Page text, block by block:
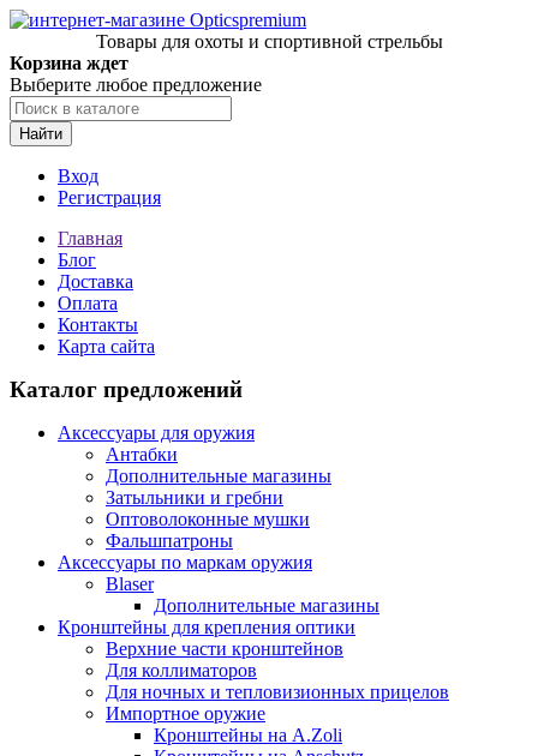
Товары для охоты и спортивной стрельбы
Корзина ждет
Выберите любое предложение
Найти
Вход
Регистрация
Главная
Блог
Доставка
Оплата
Контакты
Карта сайта
Каталог предложений
Аксессуары для оружия
Антабки
Дополнительные магазины
Затыльники и гребни
Оптоволоконные мушки
Фальшпатроны
Аксессуары по маркам оружия
Blaser
Дополнительные магазины
Кронштейны для крепления оптики
Верхние части кронштейнов
Для коллиматоров
Для ночных и тепловизионных прицелов
Импортное оружие
Кронштейны на A.Zoli